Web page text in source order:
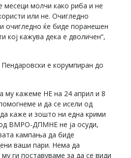
месеци молчи како риба и не
или не. Очигледно
очигледно ќе биде поранешен
кој кажува дека е дволичен“,
е корумпиран до
му кажеме НЕ на 24 април и 8
и да се исели од
каже и зошто ни една крими
ВМРО-ДПМНЕ не ја осуди,
кампања да биде
ваши пари. Нема да
ги поставуваме за да се види